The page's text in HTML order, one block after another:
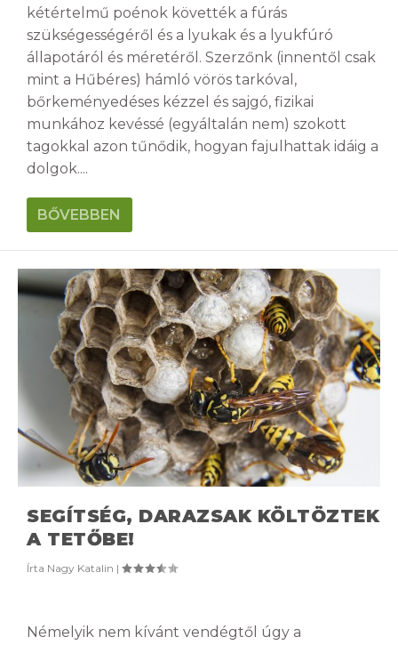
kétértelmű poénok követték a fúrás
szükségességéről és a lyukak és a lyukfúró
állapotáról és méretéről. Szerzőnk (innentől csak
mint a Hűbéres) hámló vörös tarkóval,
bőrkeményedéses kézzel és sajgó, fizikai
munkához kevéssé (egyáltalán nem) szokott
tagokkal azon tűnődik, hogyan fajulhattak idáig a
dolgok....
BŐVEBBEN
SEGÍTSÉG, DARAZSAK KÖLTÖZTEK
A TETŐBE!
Írta Nagy Katalin |
Némelyik nem kívánt vendégtől úgy a